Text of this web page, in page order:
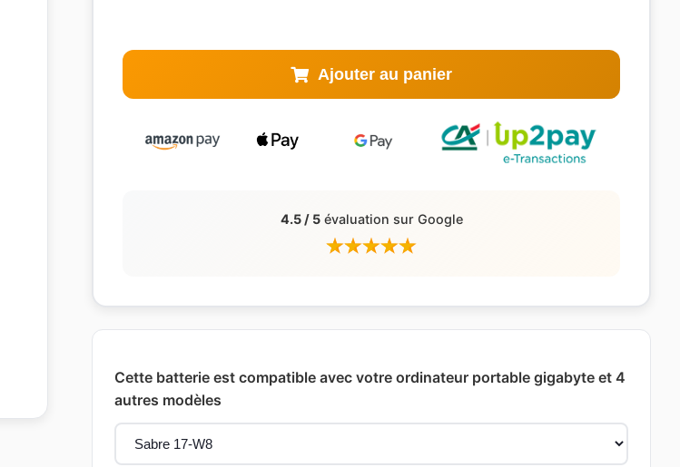
Ajouter au panier
4.5 / 5évaluation sur Google
Cette batterie est compatible avec votre ordinateur portable gigabyte et 4
autres modèles